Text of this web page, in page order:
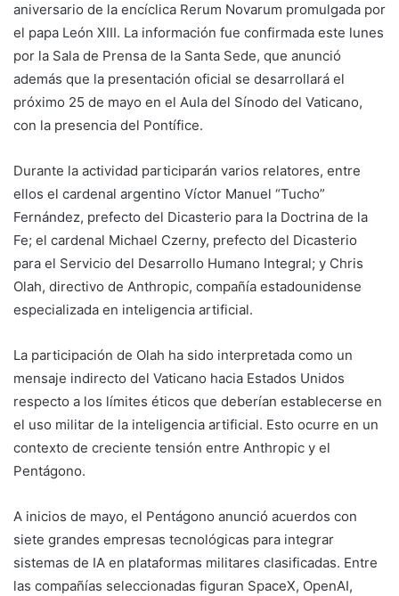
aniversario de la encíclica Rerum Novarum promulgada por
el papa León XIII. La información fue confirmada este lunes
por la Sala de Prensa de la Santa Sede, que anunció
además que la presentación oficial se desarrollará el
próximo 25 de mayo en el Aula del Sínodo del Vaticano,
con la presencia del Pontífice.
Durante la actividad participarán varios relatores, entre
ellos el cardenal argentino Víctor Manuel “Tucho”
Fernández, prefecto del Dicasterio para la Doctrina de la
Fe; el cardenal Michael Czerny, prefecto del Dicasterio
para el Servicio del Desarrollo Humano Integral; y Chris
Olah, directivo de Anthropic, compañía estadounidense
especializada en inteligencia artificial.
La participación de Olah ha sido interpretada como un
mensaje indirecto del Vaticano hacia Estados Unidos
respecto a los límites éticos que deberían establecerse en
el uso militar de la inteligencia artificial. Esto ocurre en un
contexto de creciente tensión entre Anthropic y el
Pentágono.
A inicios de mayo, el Pentágono anunció acuerdos con
siete grandes empresas tecnológicas para integrar
sistemas de IA en plataformas militares clasificadas. Entre
las compañías seleccionadas figuran SpaceX, OpenAI,